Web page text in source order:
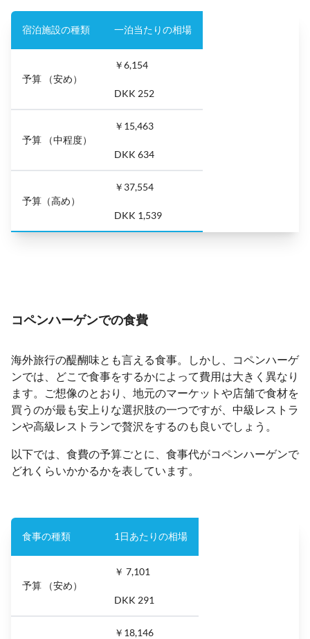
宿泊施設の種類 一泊当たりの相場
予算 （安め）
￥6,154
DKK 252
予算 （中程度）
￥15,463
DKK 634
予算（高め）
￥37,554
DKK 1,539
コペンハーゲンでの食費
海外旅行の醍醐味とも言える食事。しかし、コペンハーゲ
ンでは、どこで食事をするかによって費用は大きく異なり
ます。ご想像のとおり、地元のマーケットや店舗で食材を
買うのが最も安上りな選択肢の一つですが、中級レストラ
ンや高級レストランで贅沢をするのも良いでしょう。
以下では、食費の予算ごとに、食事代がコペンハーゲンで
どれくらいかかるかを表しています。
食事の種類 1日あたりの相場
予算 （安め）
￥ 7,101
DKK 291
￥18,146